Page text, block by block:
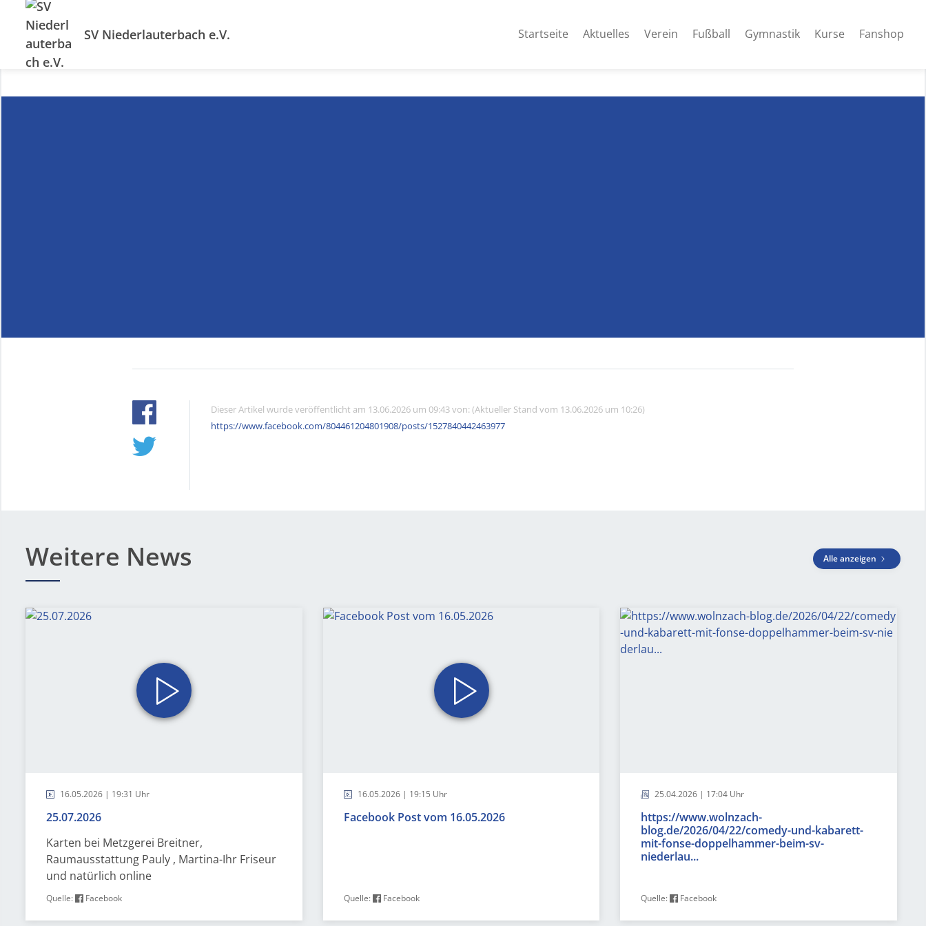
SV Niederlauterbach e.V. Startseite Aktuelles Verein Fußball Gymnastik Kurse Fanshop
Dieser Artikel wurde veröffentlicht am 13.06.2026 um 09:43 von: (Aktueller Stand vom 13.06.2026 um 10:26)
https://www.facebook.com/804461204801908/posts/1527840442463977
Weitere News Alle anzeigen
16.05.2026 | 19:31 Uhr
25.07.2026
Karten bei Metzgerei Breitner,
Raumausstattung Pauly , Martina-Ihr Friseur
und natürlich online
Quelle: Facebook
16.05.2026 | 19:15 Uhr
Facebook Post vom 16.05.2026
Quelle: Facebook
25.04.2026 | 17:04 Uhr
https://www.wolnzach-
blog.de/2026/04/22/comedy-und-kabarett-
mit-fonse-doppelhammer-beim-sv-
niederlau...
Quelle: Facebook